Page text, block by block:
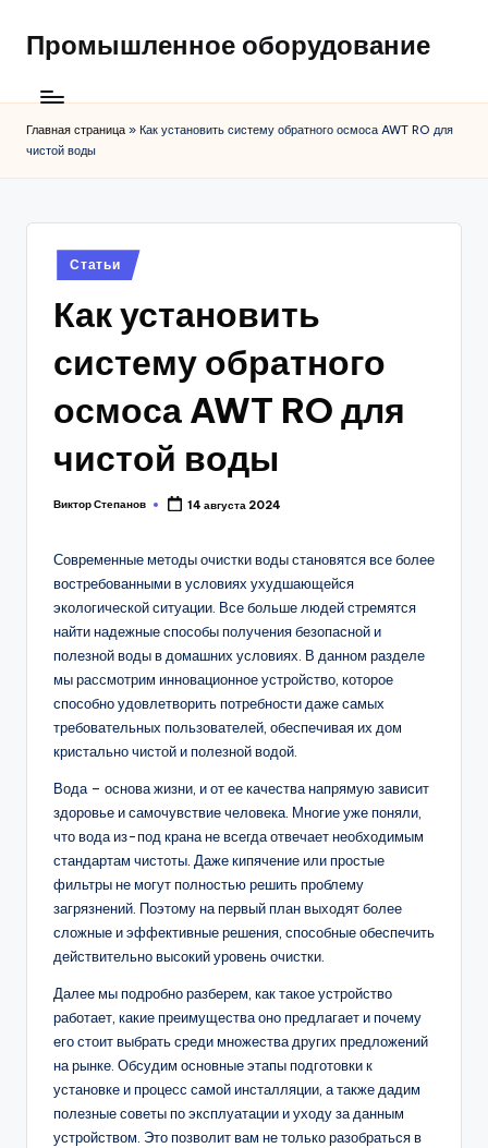
Промышленное оборудование
Главная страница » Как установить систему обратного осмоса AWT RO для
чистой воды
Posted
in
Статьи
Как установить
систему обратного
осмоса AWT RO для
чистой воды
Posted
Виктор Степанов 14 августа 2024
Современные методы очистки воды становятся все более
востребованными в условиях ухудшающейся
экологической ситуации. Все больше людей стремятся
найти надежные способы получения безопасной и
полезной воды в домашних условиях. В данном разделе
мы рассмотрим инновационное устройство, которое
способно удовлетворить потребности даже самых
требовательных пользователей, обеспечивая их дом
кристально чистой и полезной водой.
Вода – основа жизни, и от ее качества напрямую зависит
здоровье и самочувствие человека. Многие уже поняли,
что вода из-под крана не всегда отвечает необходимым
стандартам чистоты. Даже кипячение или простые
фильтры не могут полностью решить проблему
загрязнений. Поэтому на первый план выходят более
сложные и эффективные решения, способные обеспечить
действительно высокий уровень очистки.
Далее мы подробно разберем, как такое устройство
работает, какие преимущества оно предлагает и почему
его стоит выбрать среди множества других предложений
на рынке. Обсудим основные этапы подготовки к
установке и процесс самой инсталляции, а также дадим
полезные советы по эксплуатации и уходу за данным
устройством. Это позволит вам не только разобраться в